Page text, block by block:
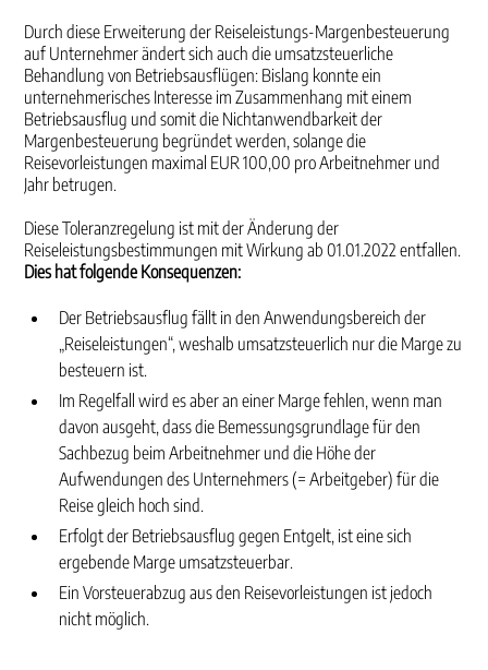
Durch diese Erweiterung der Reiseleistungs-Margenbesteuerung
auf Unternehmer ändert sich auch die umsatzsteuerliche
Behandlung von Betriebsausflügen: Bislang konnte ein
unternehmerisches Interesse im Zusammenhang mit einem
Betriebsausflug und somit die Nichtanwendbarkeit der
Margenbesteuerung begründet werden, solange die
Reisevorleistungen maximal EUR 100,00 pro Arbeitnehmer und
Jahr betrugen.
Diese Toleranzregelung ist mit der Änderung der
Reiseleistungsbestimmungen mit Wirkung ab 01.01.2022 entfallen.
Dies hat folgende Konsequenzen:
Der Betriebsausflug fällt in den Anwendungsbereich der
„Reiseleistungen“, weshalb umsatzsteuerlich nur die Marge zu
besteuern ist.
Im Regelfall wird es aber an einer Marge fehlen, wenn man
davon ausgeht, dass die Bemessungsgrundlage für den
Sachbezug beim Arbeitnehmer und die Höhe der
Aufwendungen des Unternehmers (= Arbeitgeber) für die
Reise gleich hoch sind.
Erfolgt der Betriebsausflug gegen Entgelt, ist eine sich
ergebende Marge umsatzsteuerbar.
Ein Vorsteuerabzug aus den Reisevorleistungen ist jedoch
nicht möglich.